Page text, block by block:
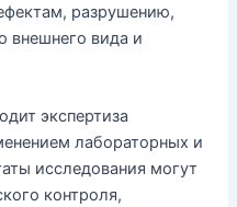
разрушению,
внешнего вида и
экспертиза
лабораторных и
исследования могут
контроля,